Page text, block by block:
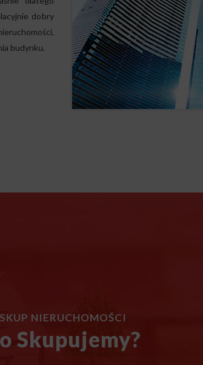
dobry
budynku.
SKUP NIERUCHOMOŚCI
Skupujemy?